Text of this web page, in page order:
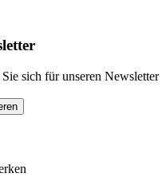
sich für unseren Newsletter